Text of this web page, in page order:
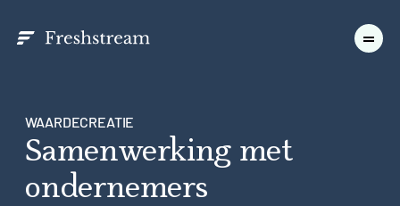
WAARDECREATIE
Samenwerking met
ondernemers